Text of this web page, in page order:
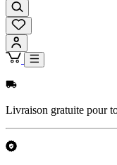
Livraison gratuite pour